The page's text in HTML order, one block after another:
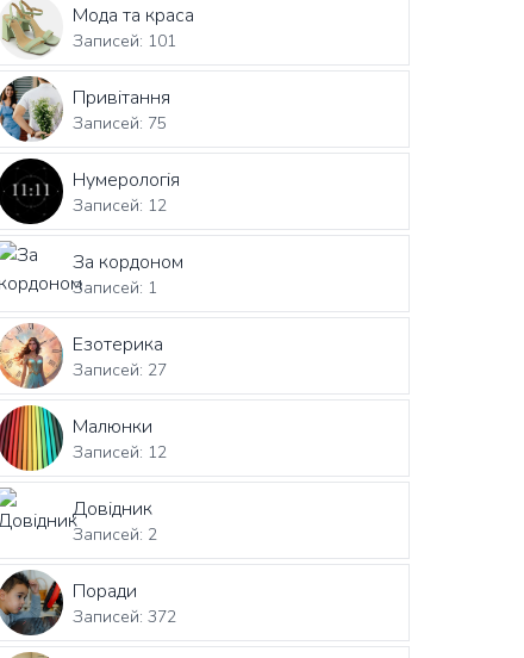
Мода та краса
Записей: 101
Привітання
Записей: 75
Нумерологія
Записей: 12
За кордоном
Записей: 1
Езотерика
Записей: 27
Малюнки
Записей: 12
Довідник
Записей: 2
Поради
Записей: 372